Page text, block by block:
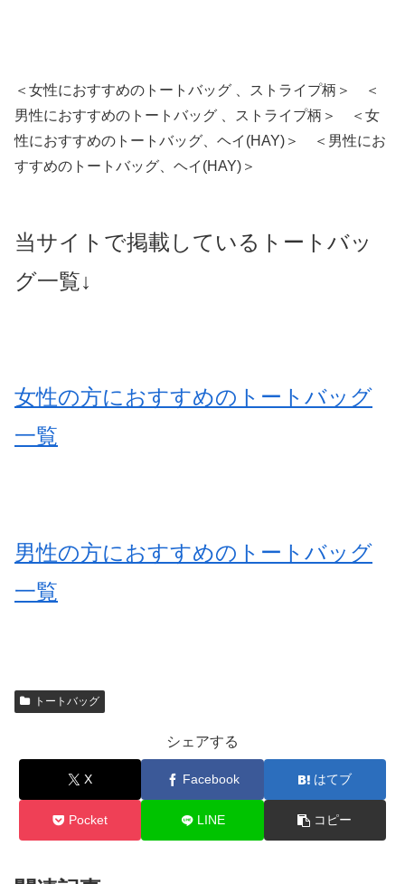
＜女性におすすめのトートバッグ 、ストライプ柄＞ ＜
男性におすすめのトートバッグ 、ストライプ柄＞ ＜女
性におすすめのトートバッグ、ヘイ(HAY)＞ ＜男性にお
すすめのトートバッグ、ヘイ(HAY)＞
当サイトで掲載しているトートバッ
グ一覧↓
女性の方におすすめのトートバッグ
一覧
男性の方におすすめのトートバッグ
一覧
トートバッグ
シェアする
X Facebook はてブ
Pocket LINE コピー